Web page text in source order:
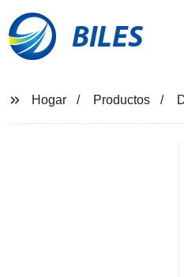
BILES
Hogar Productos